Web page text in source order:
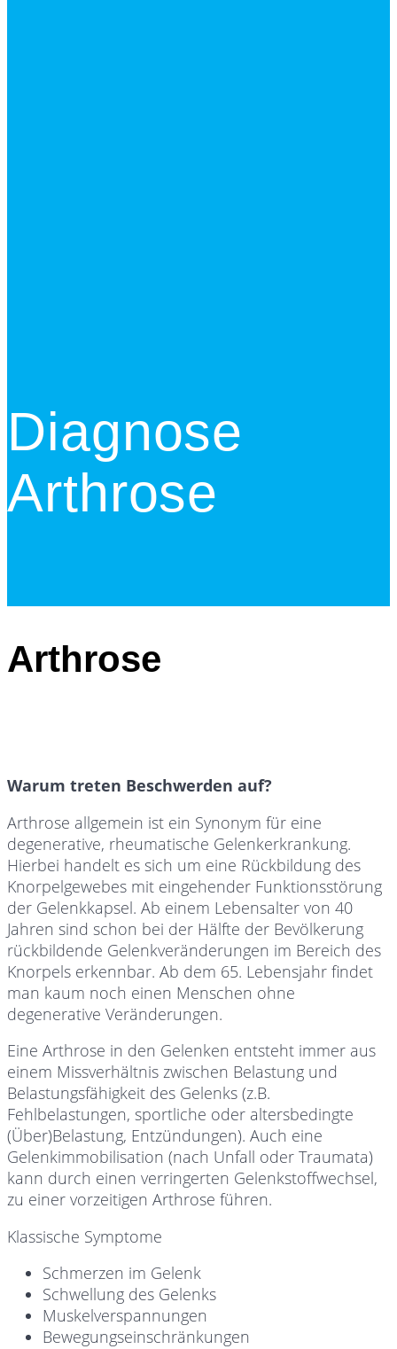
Diagnose
Arthrose
Arthrose
Warum treten Beschwerden auf?
Arthrose allgemein ist ein Synonym für eine
degenerative, rheumatische Gelenkerkrankung.
Hierbei handelt es sich um eine Rückbildung des
Knorpelgewebes mit eingehender Funktionsstörung
der Gelenkkapsel. Ab einem Lebensalter von 40
Jahren sind schon bei der Hälfte der Bevölkerung
rückbildende Gelenkveränderungen im Bereich des
Knorpels erkennbar. Ab dem 65. Lebensjahr findet
man kaum noch einen Menschen ohne
degenerative Veränderungen.
Eine Arthrose in den Gelenken entsteht immer aus
einem Missverhältnis zwischen Belastung und
Belastungsfähigkeit des Gelenks (z.B.
Fehlbelastungen, sportliche oder altersbedingte
(Über)Belastung, Entzündungen). Auch eine
Gelenkimmobilisation (nach Unfall oder Traumata)
kann durch einen verringerten Gelenkstoffwechsel,
zu einer vorzeitigen Arthrose führen.
Klassische Symptome
Schmerzen im Gelenk
Schwellung des Gelenks
Muskelverspannungen
Bewegungseinschränkungen